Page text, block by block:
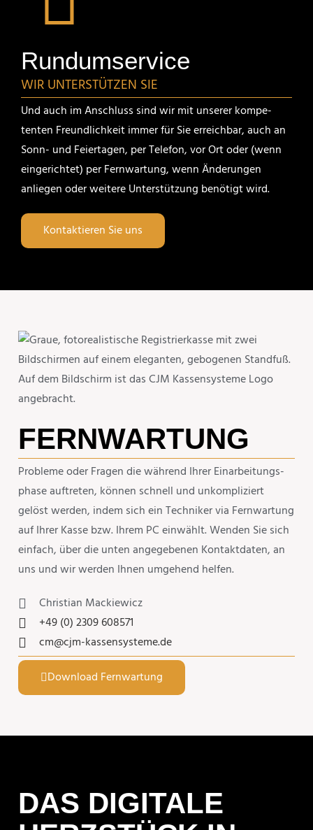
Rundum­ser­vice
WIR UNTER­STÜTZEN SIE
Und auch im Anschluss sind wir mit unserer kompe­
tenten Freund­lich­keit immer für Sie erreichbar, auch an
Sonn- und Feier­tagen, per Telefon, vor Ort oder (wenn
einge­richtet) per Fernwar­tung, wenn Änderungen
anliegen oder weitere Unter­stüt­zung benötigt wird.
Kontak­tieren Sie uns
FERNWAR­TUNG
Probleme oder Fragen die während Ihrer Einar­bei­tungs­
phase auftreten, können schnell und unkom­pli­ziert
gelöst werden, indem sich ein Techniker via Fernwar­tung
auf Ihrer Kasse bzw. Ihrem PC einwählt. Wenden Sie sich
einfach, über die unten angege­benen Kontakt­daten, an
uns und wir werden Ihnen umgehend helfen.
Chris­tian Mackiewicz
+49 (0) 2309 608571
cm@cjm-kassensysteme.de
Download Fernwar­tung
DAS DIGITALE